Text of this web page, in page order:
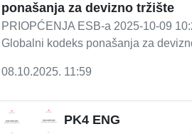
ponašanja za devizno tržište
PRIOPĆENJA ESB-a 2025-10-09
Globalni kodeks ponašanja za
08.10.2025. 11:59
PK4 ENG